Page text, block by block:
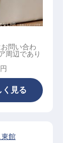
／マネ
問い合わ
周辺であり
く見る
東館